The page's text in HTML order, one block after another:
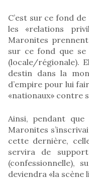
C’est sur ce fond
les «relations
Maronites
sur ce fond que
(locale/régionale).
destin dans la
d’empire pour lui
«nationaux» contre
Ainsi, pendant que
Maronites
cette dernière,
servira de
(confessionnelle),
deviendra «la scène